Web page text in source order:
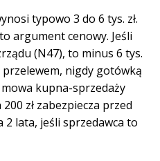
typowo 3 do 6 tys. zł.
argument cenowy. Jeśli
(N47), to minus 6 tys.
przelewem, nigdy gotówką
kupna-sprzedaży
zł zabezpiecza przed
lata, jeśli sprzedawca to